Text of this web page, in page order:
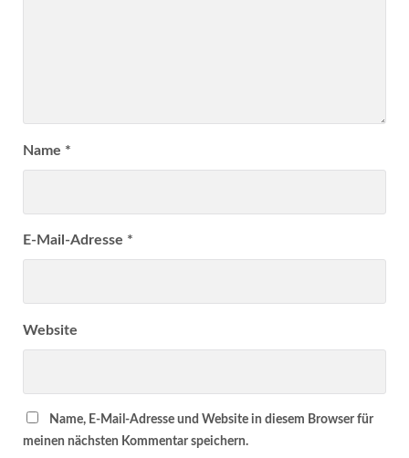
Name *
E-Mail-Adresse *
Website
Name, E-Mail-Adresse und Website in diesem Browser für
meinen nächsten Kommentar speichern.